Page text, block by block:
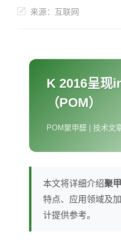
来源：互联网
K 2016呈现
（POM）
POM聚甲醛 | 技术文
本文将详细介绍聚
特点、应用领域及
计提供参考。